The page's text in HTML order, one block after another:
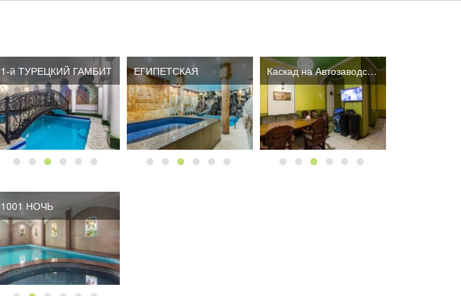
1-й ТУРЕЦКИЙ ГАМБИТ ЕГИПЕТСКАЯ Каскад на Автозаводской
1001 НОЧЬ